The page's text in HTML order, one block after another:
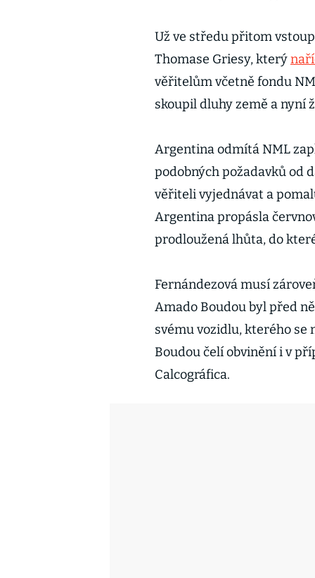
Už ve středu přitom
Thomase Griesy, který
věřitelům včetně fondu
skoupil dluhy země a nyní
Argentina odmítá NML
podobných požadavků od
věřiteli vyjednávat a
Argentina propásla
prodloužená lhůta, do
Fernándezová musí
Amado Boudou byl před
svému vozidlu, kterého se
Boudou čelí obvinění i v
Calcográfica.